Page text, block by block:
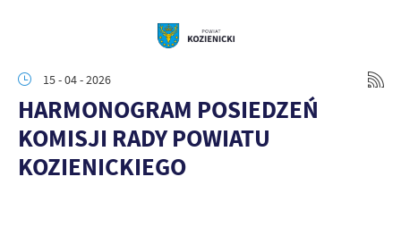
15 - 04 - 2026
HARMONOGRAM POSIEDZEŃ
KOMISJI RADY POWIATU
KOZIENICKIEGO